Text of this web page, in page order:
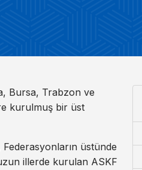
Bursa, Trabzon ve
kurulmuş bir üst
üstünde
illerde kurulan ASKF